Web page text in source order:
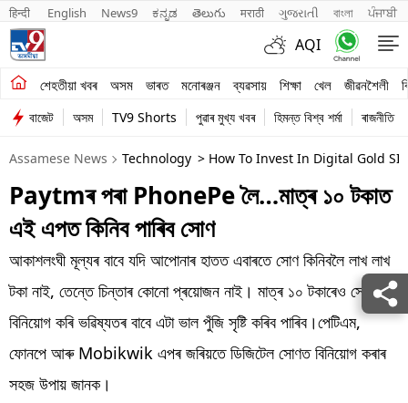
हिन्दी English News9 ಕನ್ನಡ తెలుగు मराठी ગુજરાતી বাংলা ਪੰਜਾਬੀ
AQI
শেহতীয়া খবৰ অসম ভাৰত মনোৰঞ্জন ব্যৱসায় শিক্ষা খেল জীৱনশৈলী
শেহতীয়া খবৰ
অসম
ভাৰত
মনোৰঞ্জন
শিক্ষা
খেল
জীৱনশৈলী
বাজেট অসম TV9 Shorts পুৱাৰ মুখ্য খবৰ হিমন্ত বিশ্ব শৰ্মা ৰাজনীতি
Assamese News Technology > How To Invest In Digital Gold
Paytmৰ পৰা PhonePe লৈ…মাত্ৰ ১০ টকাত
এই এপত কিনিব পাৰিব সোণ
আকাশলংঘী মূল্যৰ বাবে যদি আপোনাৰ হাতত এবাৰতে সোণ কিনিবলৈ লাখ লাখ
টকা নাই, তেন্তে চিন্তাৰ কোনো প্ৰয়োজন নাই। মাত্ৰ ১০ টকাৰেও সোণত
বিনিয়োগ কৰি ভৱিষ্যতৰ বাবে এটা ভাল পুঁজি সৃষ্টি কৰিব পাৰিব।পেটিএম,
ফোনপে আৰু Mobikwik এপৰ জৰিয়তে ডিজিটেল সোণত বিনিয়োগ কৰাৰ
সহজ উপায় জানক।